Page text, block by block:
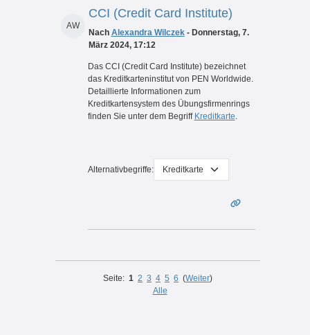
AW
CCI (Credit Card Institute)
Nach Alexandra Wilczek- Donnerstag, 7.
März 2024, 17:12
Das CCI (Credit Card Institute) bezeichnet
das Kreditkarteninstitut von PEN Worldwide.
Detaillierte Informationen zum
Kreditkartensystem des Übungsfirmenrings
finden Sie unter dem Begriff Kreditkarte.
Alternativbegriffe:
Seite: 1 2 3 4 5 6 (Weiter)
Alle